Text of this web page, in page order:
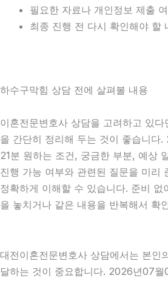
필요한 자료나 개인정보 제출
최종 진행 전 다시 확인해야 할
하수구막힘 상담 전에 살펴볼 내용
이혼전문변호사 상담을 고려하고 있
을 간단히 정리해 두는 것이 좋습니다
21분 원하는 조건, 궁금한 부분, 예상
진행 가능 여부와 관련된 질문을 미리
정확하게 이해할 수 있습니다. 준비 없
을 놓치거나 같은 내용을 반복해서 확
대전이혼전문변호사 상담에서는 본인
달하는 것이 중요합니다. 2026년07월